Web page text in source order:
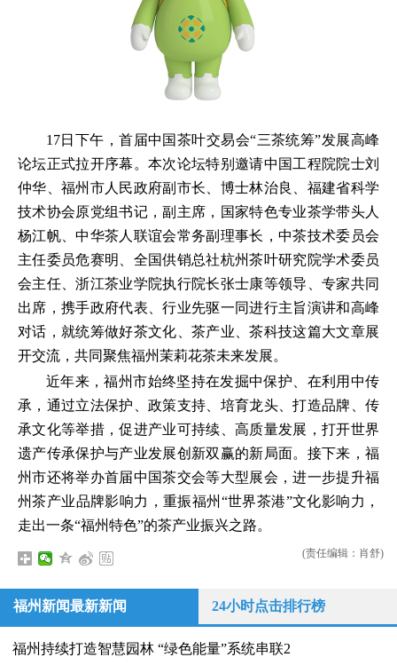
17日下午，首届中国茶叶交易会“三茶统筹”发展高峰
论坛正式拉开序幕。本次论坛特别邀请中国工程院院士刘
仲华、福州市人民政府副市长、博士林治良、福建省科学
技术协会原党组书记，副主席，国家特色专业茶学带头人
杨江帆、中华茶人联谊会常务副理事长，中茶技术委员会
主任委员危赛明、全国供销总社杭州茶叶研究院学术委员
会主任、浙江茶业学院执行院长张士康等领导、专家共同
出席，携手政府代表、行业先驱一同进行主旨演讲和高峰
对话，就统筹做好茶文化、茶产业、茶科技这篇大文章展
开交流，共同聚焦福州茉莉花茶未来发展。
近年来，福州市始终坚持在发掘中保护、在利用中传
承，通过立法保护、政策支持、培育龙头、打造品牌、传
承文化等举措，促进产业可持续、高质量发展，打开世界
遗产传承保护与产业发展创新双赢的新局面。接下来，福
州市还将举办首届中国茶交会等大型展会，进一步提升福
州茶产业品牌影响力，重振福州“世界茶港”文化影响力，
走出一条“福州特色”的茶产业振兴之路。
(责任编辑：肖舒)
福州新闻最新新闻 24小时点击排行榜
福州持续打造智慧园林 “绿色能量”系统串联2